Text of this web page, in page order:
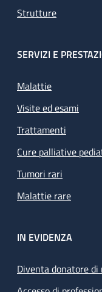
Strutture
SERVIZI E
Malattie
Visite ed esami
Trattamenti
Cure palliative
Tumori rari
Malattie rare
IN EVIDENZA
Diventa donatore